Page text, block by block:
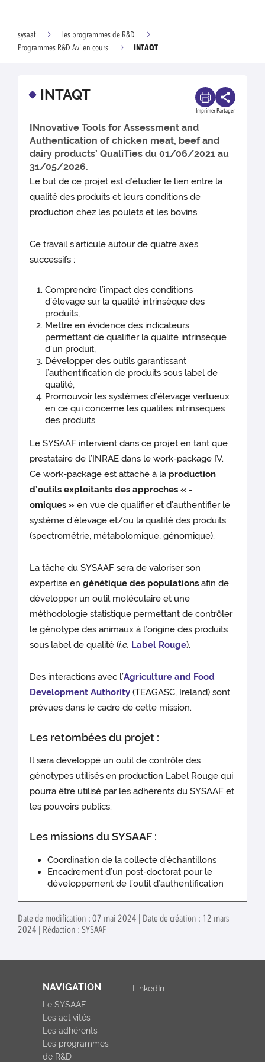
sysaaf
Les programmes de R&D
Programmes R&D Avi en cours
INTAQT
INTAQT
Imprimer Partager
INnovative Tools for Assessment and
Authentication of chicken meat, beef and
dairy products’ QualiTies du 01/06/2021 au
31/05/2026.
Le but de ce projet est d’étudier le lien entre la
qualité des produits et leurs conditions de
production chez les poulets et les bovins.
Ce travail s’articule autour de quatre axes
successifs :
Comprendre l’impact des conditions
d’élevage sur la qualité intrinsèque des
produits,
Mettre en évidence des indicateurs
permettant de qualifier la qualité intrinsèque
d’un produit,
Développer des outils garantissant
l’authentification de produits sous label de
qualité,
Promouvoir les systèmes d’élevage vertueux
en ce qui concerne les qualités intrinsèques
des produits.
Le SYSAAF intervient dans ce projet en tant que
prestataire de l’INRAE dans le work-package IV.
Ce work-package est attaché à la production
d’outils exploitants des approches « -
omiques » en vue de qualifier et d’authentifier le
système d’élevage et/ou la qualité des produits
(spectrométrie, métabolomique, génomique).
La tâche du SYSAAF sera de valoriser son
expertise engénétique des populations afin de
développer un outil moléculaire et une
méthodologie statistique permettant de contrôler
le génotype des animaux à l’origine des produits
sous label de qualité (i.e. Label Rouge).
Des interactions avec l’Agriculture and Food
Development Authority (TEAGASC, Ireland) sont
prévues dans le cadre de cette mission.
Les retombées du projet :
Il sera développé un outil de contrôle des
génotypes utilisés en production Label Rouge qui
pourra être utilisé par les adhérents du SYSAAF et
les pouvoirs publics.
Les missions du SYSAAF :
Coordination de la collecte d’échantillons
Encadrement d’un post-doctorat pour le
développement de l’outil d’authentification
Date de modification : 07 mai 2024 | Date de création : 12 mars
2024 | Rédaction : SYSAAF
NAVIGATION
Le SYSAAF
Les activités
Les adhérents
Les programmes
de R&D
LinkedIn